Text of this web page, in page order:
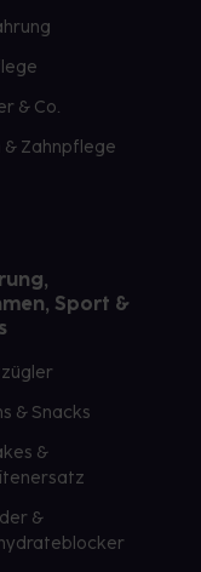
& Co.
& Zahnpflege
Sport &
& Snacks
&
&